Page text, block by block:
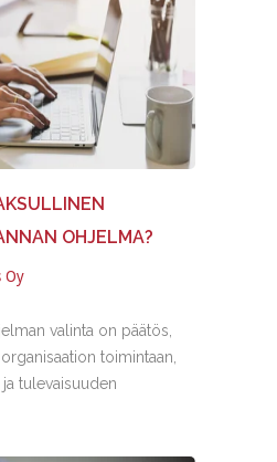
OHJELMA?
Oy
valinta on päätös,
toimintaan,
tulevaisuuden